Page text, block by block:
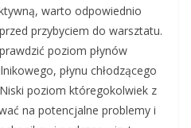
warto odpowiednio
przybyciem do warsztatu.
poziom płynów
płynu chłodzącego
poziom któregokolwiek z
na potencjalne problemy i